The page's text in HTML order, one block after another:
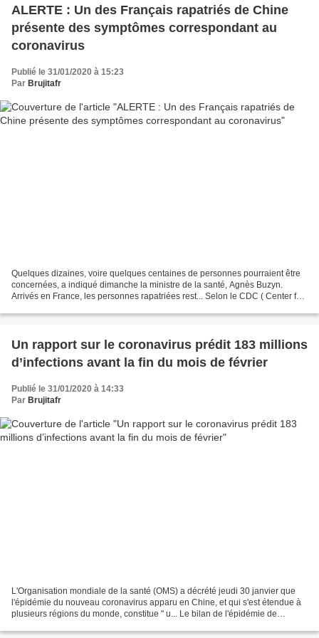
ALERTE : Un des Français rapatriés de Chine
présente des symptômes correspondant au
coronavirus
Publié le 31/01/2020 à 15:23
Par Brujitafr
Quelques dizaines, voire quelques centaines de personnes pourraient être
concernées, a indiqué dimanche la ministre de la santé, Agnès Buzyn.
Arrivés en France, les personnes rapatriées rest... Selon le CDC ( Center for
Un rapport sur le coronavirus prédit 183 millions
d’infections avant la fin du mois de février
Publié le 31/01/2020 à 14:33
Par Brujitafr
L'Organisation mondiale de la santé (OMS) a décrété jeudi 30 janvier que
l'épidémie du nouveau coronavirus apparu en Chine, et qui s'est étendue à
plusieurs régions du monde, constitue " u... Le bilan de l'épidémie de